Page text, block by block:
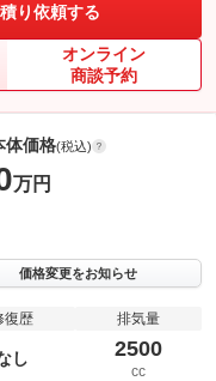
り依頼する
オンライン
商談予約
体価格(税込)
万円
価格変更をお知らせ
復歴
し
排気量
2500
cc